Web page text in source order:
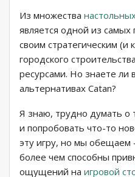
Из множества
является одной из самых
своим стратегическим
городского
ресурсами. Но знаете ли
альтернативах Catan?
Я знаю, трудно думать о
и попробовать что-то
эту игру, но мы обещаем
более чем способны
ощущений на игровой